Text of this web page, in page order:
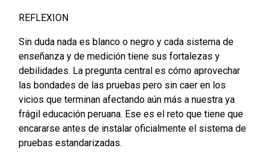
REFLEXION
Sin duda nada es blanco o negro y cada sistema de
enseñanza y de medición tiene sus fortalezas y
debilidades. La pregunta central es cómo aprovechar
las bondades de las pruebas pero sin caer en los
vicios que terminan afectando aún más a nuestra ya
frágil educación peruana. Ese es el reto que tiene que
encararse antes de instalar oficialmente el sistema de
pruebas estandarizadas.